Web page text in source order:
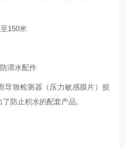
150米
滞水配件
导致检测器（压力敏感膜片）损
防止积水的配套产品。